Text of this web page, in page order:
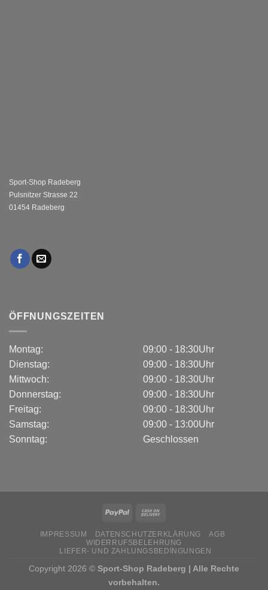
Sport-Shop Radeberg
Pulsnitzer Strasse 22
01454 Radeberg
ÖFFNUNGSZEITEN
Montag:
Dienstag:
Mittwoch:
Donnerstag:
Freitag:
Samstag:
Sonntag:
09:00 - 18:30Uhr
09:00 - 18:30Uhr
09:00 - 18:30Uhr
09:00 - 18:30Uhr
09:00 - 18:30Uhr
09:00 - 13:00Uhr
Geschlossen
IMPRESSUM DATENSCHUTZERKLÄRUNG
AGB
WIDERRUFSBELEHRUNG
LIEFER- UND ZAHLUNGSBEDINGUNGEN
Copyright 2026 © Sport-Shop Radeberg | Alle Rechte
vorbehalten.